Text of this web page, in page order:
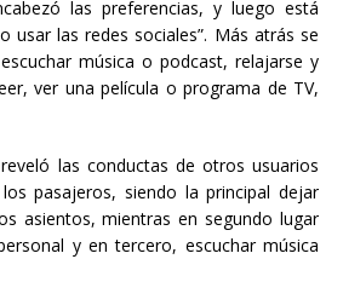
las preferencias, y luego está
usar las redes sociales”. Más atrás se
música o podcast, relajarse y
ver una película o programa de TV,
las conductas de otros usuarios
pasajeros, siendo la principal dejar
asientos, mientras en segundo lugar
y en tercero, escuchar música